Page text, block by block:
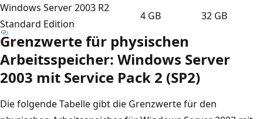
Windows Server 2003 R2
Standard Edition
4 GB 32 GB
Grenzwerte für physischen
Arbeitsspeicher: Windows Server
2003 mit Service Pack 2 (SP2)
Die folgende Tabelle gibt die Grenzwerte für den